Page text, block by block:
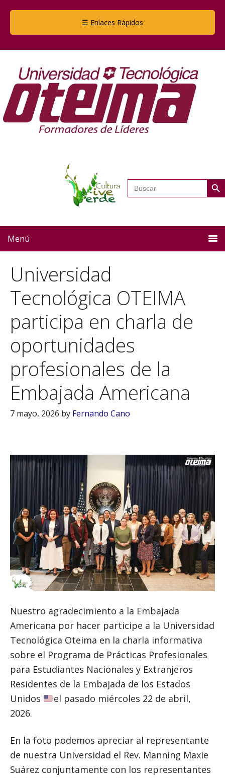
☰ Enlaces Rápidos
Buscar: Botón
Menú
Universidad
Tecnológica OTEIMA
participa en charla de
oportunidades
profesionales de la
Embajada Americana
7 mayo, 2026 by Fernando Cano
Nuestro agradecimiento a la Embajada
Americana por hacer participe a la Universidad
Tecnológica Oteima en la charla informativa
sobre el Programa de Prácticas Profesionales
para Estudiantes Nacionales y Extranjeros
Residentes de la Embajada de los Estados
Unidos
el pasado miércoles 22 de abril,
2026.
En la foto podemos apreciar al representante
de nuestra Universidad el Rev. Manning Maxie
Suárez conjuntamente con los representantes